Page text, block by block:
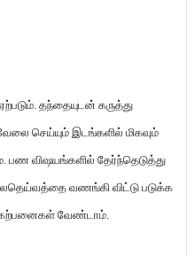
. தந்தையுடன் கருத்து
செய்யும் இடங்களில் மிகவும்
. பண விஷயங்களில் தேர்ந்தெடுத்து
வணங்கி விட்டு படுக்க
வேண்டாம்.